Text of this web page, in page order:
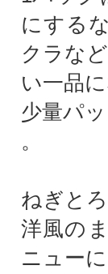
にする
クラな
い一品
少量パ
。
ねぎと
洋風の
ニュー